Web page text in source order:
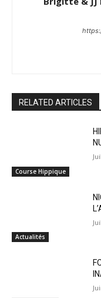
RELATED ARTICLES
Course Hippique
Actualités